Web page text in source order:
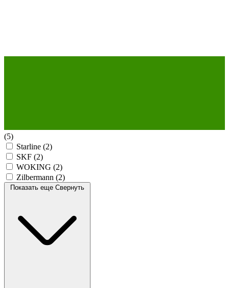
(5)
Starline (2)
SKF (2)
WOKING (2)
Zilbermann (2)
Показать еще Свернуть